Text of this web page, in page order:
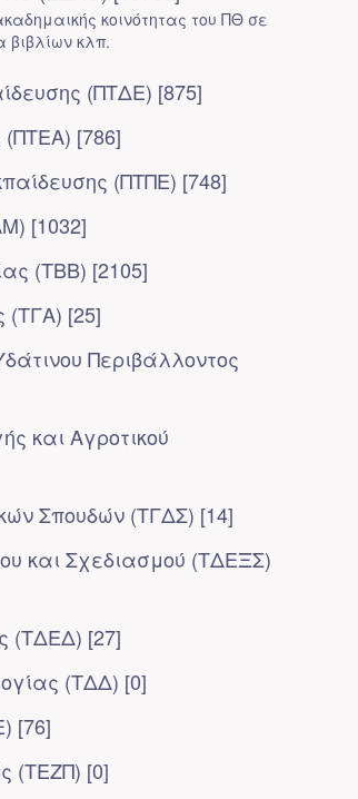
κοινότητας του ΠΘ σε
βιβλίων κλπ.
(ΠΤΔΕ) [875]
[786]
(ΠΤΠΕ) [748]
[1032]
(ΤΒΒ) [2105]
(ΤΓΑ) [25]
Περιβάλλοντος
και Αγροτικού
Σπουδών (ΤΓΔΣ) [14]
και Σχεδιασμού (ΤΔΕΞΣ)
(ΤΔΕΔ) [27]
(ΤΔΔ) [0]
[76]
(ΤΕΖΠ) [0]